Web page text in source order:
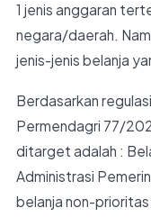
1 jenis anggaran
negara/daerah.
jenis-jenis belanja
Berdasarkan
Permendagri 77/
ditarget adalah :
Administrasi
belanja non-